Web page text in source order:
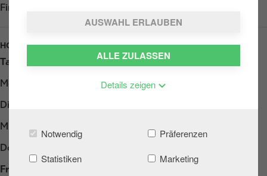
AUSWAHL ERLAUBEN
ALLE ZULASSEN
Details zeigen
Notwendig
Präferenzen
Statistiken
Marketing
Find us on
HOURS
Tag
Opening hours
Montag
06:00 - 20:00
Dienstag
Mittwoch
Donnerstag
Freitag